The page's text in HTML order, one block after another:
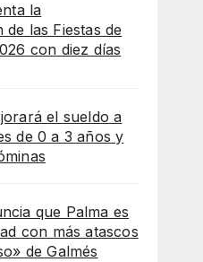
la
las Fiestas de
con diez días
el sueldo a
de 0 a 3 años y
que Palma es
con más atascos
de Galmés